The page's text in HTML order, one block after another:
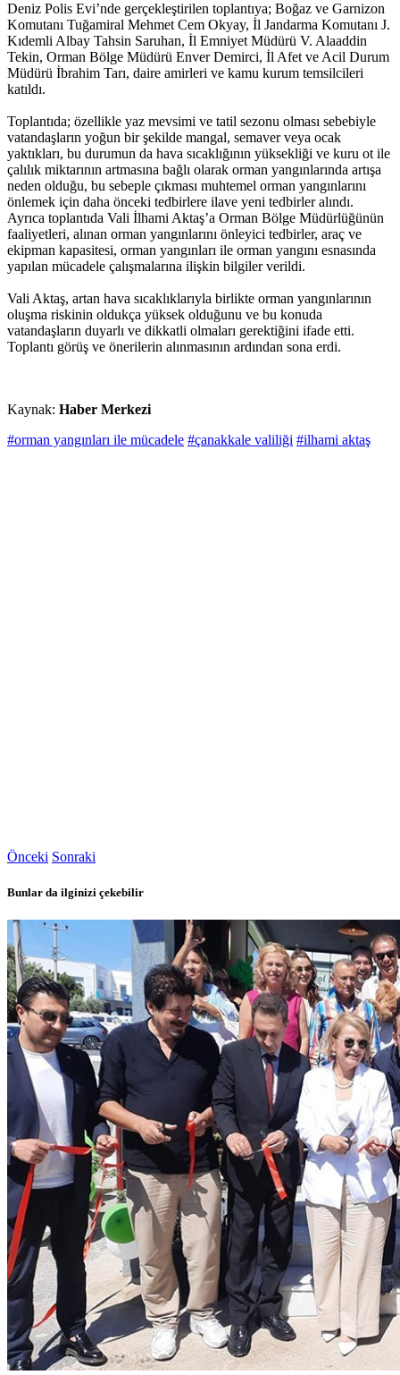
Deniz Polis Evi’nde gerçekleştirilen toplantıya; Boğaz ve Garnizon
Komutanı Tuğamiral Mehmet Cem Okyay, İl Jandarma Komutanı J.
Kıdemli Albay Tahsin Saruhan, İl Emniyet Müdürü V. Alaaddin
Tekin, Orman Bölge Müdürü Enver Demirci, İl Afet ve Acil Durum
Müdürü İbrahim Tarı, daire amirleri ve kamu kurum temsilcileri
katıldı.
Toplantıda; özellikle yaz mevsimi ve tatil sezonu olması sebebiyle
vatandaşların yoğun bir şekilde mangal, semaver veya ocak
yaktıkları, bu durumun da hava sıcaklığının yüksekliği ve kuru ot ile
çalılık miktarının artmasına bağlı olarak orman yangınlarında artışa
neden olduğu, bu sebeple çıkması muhtemel orman yangınlarını
önlemek için daha önceki tedbirlere ilave yeni tedbirler alındı.
Ayrıca toplantıda Vali İlhami Aktaş’a Orman Bölge Müdürlüğünün
faaliyetleri, alınan orman yangınlarını önleyici tedbirler, araç ve
ekipman kapasitesi, orman yangınları ile orman yangını esnasında
yapılan mücadele çalışmalarına ilişkin bilgiler verildi.
Vali Aktaş, artan hava sıcaklıklarıyla birlikte orman yangınlarının
oluşma riskinin oldukça yüksek olduğunu ve bu konuda
vatandaşların duyarlı ve dikkatli olmaları gerektiğini ifade etti.
Toplantı görüş ve önerilerin alınmasının ardından sona erdi.
Kaynak: Haber Merkezi
#orman yangınları ile mücadele #çanakkale valiliği #ilhami aktaş
Önceki Sonraki
Bunlar da ilginizi çekebilir